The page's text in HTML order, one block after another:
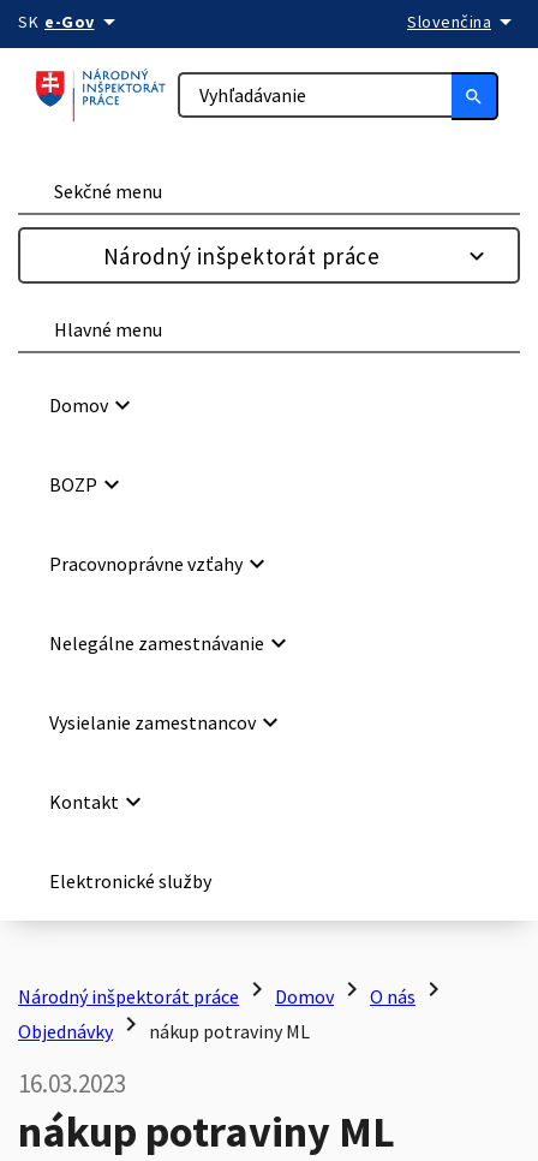
Preskočiť na obsah
SK e-Govarrow_drop_down Slovenčina arrow_drop_down
search
Sekčné menu
Národný inšpektorát práce
Hlavné menu
Domovkeyboard_arrow_down
BOZP keyboard_arrow_down
Pracovnoprávne vzťahykeyboard_arrow_down
Nelegálne zamestnávanie keyboard_arrow_down
Vysielanie zamestnancovkeyboard_arrow_down
Kontakt keyboard_arrow_down
Elektronické služby
Národný inšpektorát práce chevron_right Domov chevron_right O nás chevron_right
Objednávky chevron_right nákup potraviny ML
16.03.2023
nákup potraviny ML